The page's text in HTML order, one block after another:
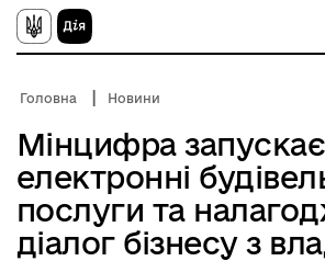
П
е
р
й
о
о
в
Головна Новини
Мінцифра запускає
електронні
послуги та
діалог бізнесу з